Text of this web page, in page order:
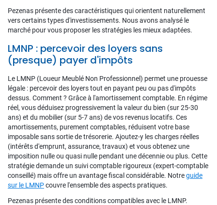
Pezenas présente des caractéristiques qui orientent naturellement
vers certains types d'investissements. Nous avons analysé le
marché pour vous proposer les stratégies les mieux adaptées.
LMNP : percevoir des loyers sans
(presque) payer d'impôts
Le LMNP (Loueur Meublé Non Professionnel) permet une prouesse
légale : percevoir des loyers tout en payant peu ou pas d'impôts
dessus. Comment ? Grâce à l'amortissement comptable. En régime
réel, vous déduisez progressivement la valeur du bien (sur 25-30
ans) et du mobilier (sur 5-7 ans) de vos revenus locatifs. Ces
amortissements, purement comptables, réduisent votre base
imposable sans sortie de trésorerie. Ajoutez-y les charges réelles
(intérêts d'emprunt, assurance, travaux) et vous obtenez une
imposition nulle ou quasi nulle pendant une décennie ou plus. Cette
stratégie demande un suivi comptable rigoureux (expert-comptable
conseillé) mais offre un avantage fiscal considérable. Notreguide
sur le LMNPcouvre l'ensemble des aspects pratiques.
Pezenas présente des conditions compatibles avec le LMNP.